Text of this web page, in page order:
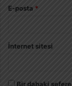
E-posta *
İnternet sitesi
Bir dahaki sefere